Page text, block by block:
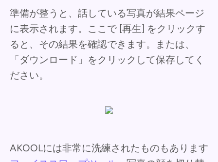
準備が整うと、話している写真が結果ページ
に表示されます。ここで [再生] をクリックす
ると、その結果を確認できます。または、
「ダウンロード」をクリックして保存してく
ださい。
AKOOLには非常に洗練されたものもあります